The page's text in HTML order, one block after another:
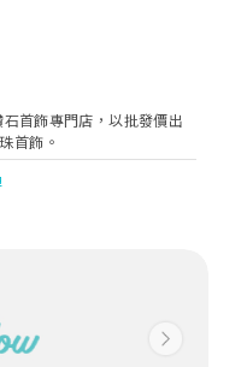
首飾專門店，以批發價出
首飾。
Next